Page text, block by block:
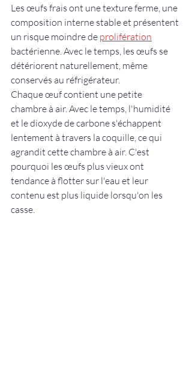
Les œufs frais ont une texture ferme, une
composition interne stable et présentent
un risque moindre de prolifération
bactérienne. Avec le temps, les œufs se
détériorent naturellement, même
conservés au réfrigérateur.
Chaque œuf contient une petite
chambre à air. Avec le temps, l'humidité
et le dioxyde de carbone s'échappent
lentement à travers la coquille, ce qui
agrandit cette chambre à air. C'est
pourquoi les œufs plus vieux ont
tendance à flotter sur l'eau et leur
contenu est plus liquide lorsqu'on les
casse.